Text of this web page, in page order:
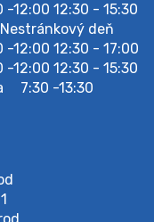
05. augusta
a lakosokat,
zárva
05. augusta
-12:00 12:30 - 15:30
Nestránkový deň
-12:00 12:30 - 17:00
-12:00 12:30 - 15:30
7:30 -13:30